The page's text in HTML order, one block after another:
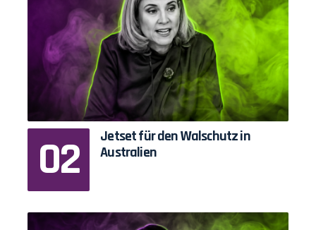
Jetset für den Walschutz in
Australien